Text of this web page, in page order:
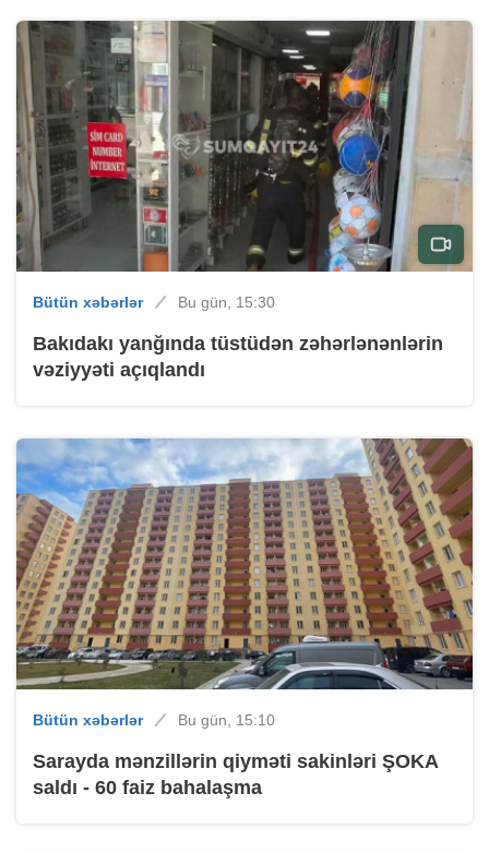
Bütün xəbərlər Bu gün, 15:30
Bakıdakı yanğında tüstüdən zəhərlənənlərin
vəziyyəti açıqlandı
Bütün xəbərlər Bu gün, 15:10
Sarayda mənzillərin qiyməti sakinləri ŞOKA
saldı - 60 faiz bahalaşma